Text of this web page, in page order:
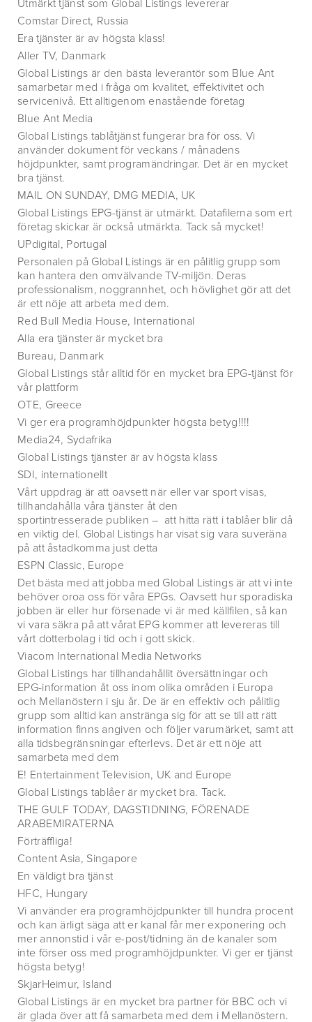
Utmärkt tjänst som Global Listings levererar
Comstar Direct, Russia
Era tjänster är av högsta klass!
Aller TV, Danmark
Global Listings är den bästa leverantör som Blue Ant
samarbetar med i fråga om kvalitet, effektivitet och
servicenivå. Ett alltigenom enastående företag
Blue Ant Media
Global Listings tablåtjänst fungerar bra för oss. Vi
använder dokument för veckans / månadens
höjdpunkter, samt programändringar. Det är en mycket
bra tjänst.
MAIL ON SUNDAY, DMG MEDIA, UK
Global Listings EPG-tjänst är utmärkt. Datafilerna som ert
företag skickar är också utmärkta. Tack så mycket!
UPdigital, Portugal
Personalen på Global Listings är en pålitlig grupp som
kan hantera den omvälvande TV-miljön. Deras
professionalism, noggrannhet, och hövlighet gör att det
är ett nöje att arbeta med dem.
Red Bull Media House, International
Alla era tjänster är mycket bra
Bureau, Danmark
Global Listings står alltid för en mycket bra EPG-tjänst för
vår plattform
OTE, Greece
Vi ger era programhöjdpunkter högsta betyg!!!!
Media24, Sydafrika
Global Listings tjänster är av högsta klass
SDI, internationellt
Vårt uppdrag är att oavsett när eller var sport visas,
tillhandahålla våra tjänster åt den
sportintresserade publiken – att hitta rätt i tablåer blir då
en viktig del. Global Listings har visat sig vara suveräna
på att åstadkomma just detta
ESPN Classic, Europe
Det bästa med att jobba med Global Listings är att vi inte
behöver oroa oss för våra EPGs. Oavsett hur sporadiska
jobben är eller hur försenade vi är med källfilen, så kan
vi vara säkra på att vårat EPG kommer att levereras till
vårt dotterbolag i tid och i gott skick.
Viacom International Media Networks
Global Listings har tillhandahållit översättningar och
EPG-information åt oss inom olika områden i Europa
och Mellanöstern i sju år. De är en effektiv och pålitlig
grupp som alltid kan anstränga sig för att se till att rätt
information finns angiven och följer varumärket, samt att
alla tidsbegränsningar efterlevs. Det är ett nöje att
samarbeta med dem
E! Entertainment Television, UK and Europe
Global Listings tablåer är mycket bra. Tack.
THE GULF TODAY, DAGSTIDNING, FÖRENADE
ARABEMIRATERNA
Förträffliga!
Content Asia, Singapore
En väldigt bra tjänst
HFC, Hungary
Vi använder era programhöjdpunkter till hundra procent
och kan ärligt säga att er kanal får mer exponering och
mer annonstid i vår e-post/tidning än de kanaler som
inte förser oss med programhöjdpunkter. Vi ger er tjänst
högsta betyg!
SkjarHeimur, Island
Global Listings är en mycket bra partner för BBC och vi
är glada över att få samarbeta med dem i Mellanöstern.